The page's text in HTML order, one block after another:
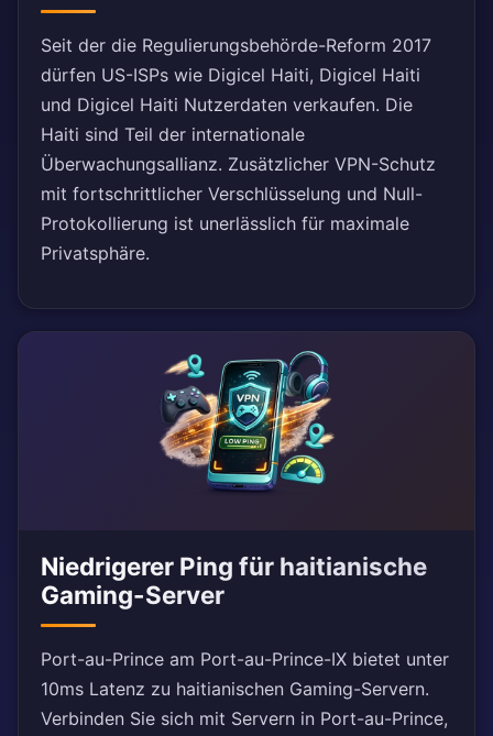
Seit der die Regulierungsbehörde-Reform 2017
dürfen US-ISPs wie Digicel Haiti, Digicel Haiti
und Digicel Haiti Nutzerdaten verkaufen. Die
Haiti sind Teil der internationale
Überwachungsallianz. Zusätzlicher VPN-Schutz
mit fortschrittlicher Verschlüsselung und Null-
Protokollierung ist unerlässlich für maximale
Privatsphäre.
Niedrigerer Ping für haitianische
Gaming-Server
Port-au-Prince am Port-au-Prince-IX bietet unter
10ms Latenz zu haitianischen Gaming-Servern.
Verbinden Sie sich mit Servern in Port-au-Prince,